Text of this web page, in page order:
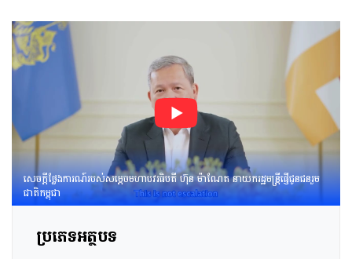
ប្រធានក្រុមទី២នៃក្រុមប្រឹក្សាអ្នក
ច្បាប់ និងឯកឧត្ដម នៅ ប៉ោនន័រ
អនុប្រធាននិងជាប្រធាន
ក្រុមទី១នៃក្រុមប្រឹក្សាសេដ្ឋកិច្ច
សង្គមកិច្ច និងវប្បធម៌ ដើម្បីពិនិត្យ
និងពិភាក្សាលើ​«សេចក្ដីព្រាង
អនុក្រឹត្យស្ដីពី​ការគ្រប់គ្រង
អាកាសយានគ្មាន
មនុស្សបើក(ដ្រូន)»។
សេចក្តីថ្លែងការណ៍របស់សម្តេចមហាបវរធិបតី ហ៊ុន ម៉ាណែត នាយករដ្ឋមន្រ្តីផ្ញើជូនជនរួម
ជាតិកម្ពុជា
ប្រភេទអត្ថបទ